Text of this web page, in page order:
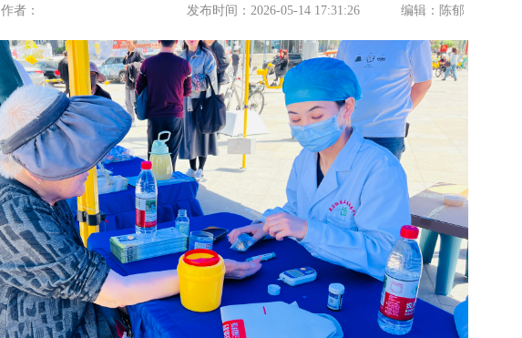
作者： 发布时间：2026-05-14 17:31:26 编辑：陈郁